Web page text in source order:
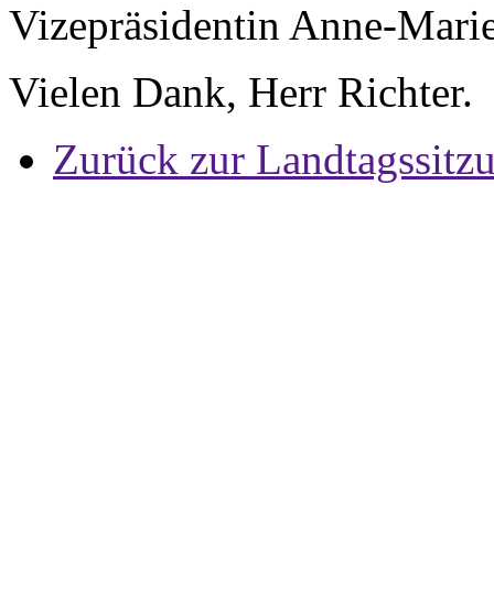
Vizepräsidentin Anne-
Vielen Dank, Herr Richter.
Zurück zur